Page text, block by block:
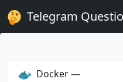
Telegram
Docker —